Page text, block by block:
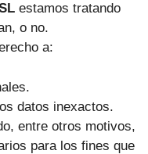
estamos tratando
o no.
a:
datos inexactos.
entre otros motivos,
para los fines que